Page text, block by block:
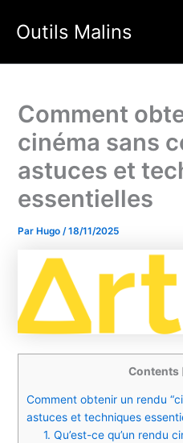
Outils Malins
Comment
cinéma sans
astuces et
essentielles
ParHugo /18/11/2025
Contents
Comment obtenir un rendu
astuces et techniques
1. Qu’est-ce qu’un rendu